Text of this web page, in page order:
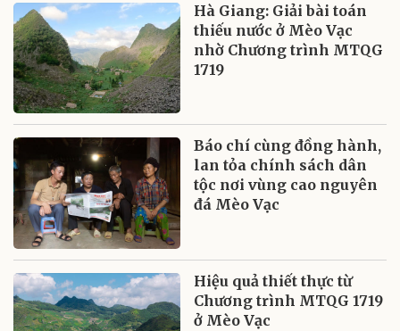
Hà Giang: Giải bài toán
thiếu nước ở Mèo Vạc
nhờ Chương trình MTQG
1719
Báo chí cùng đồng hành,
lan tỏa chính sách dân
tộc nơi vùng cao nguyên
đá Mèo Vạc
Hiệu quả thiết thực từ
Chương trình MTQG 1719
ở Mèo Vạc